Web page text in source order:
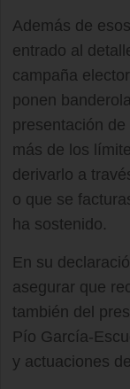
Además de
entrado al
campaña
ponen
presentación
más de los
derivarlo a
o que se
ha sostenido.
En su
asegurar que
también del
Pío García-
y actuaciones